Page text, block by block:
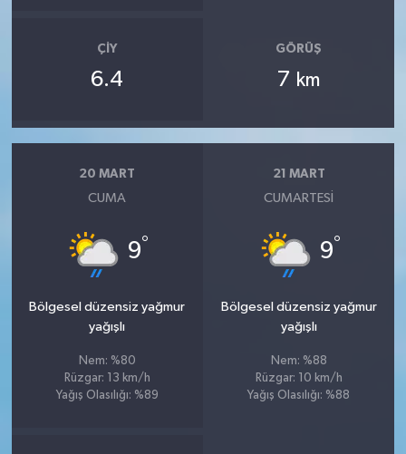
ÇIY
6.4
GÖRÜŞ
7 km
20 MART
CUMA
9°
Bölgesel düzensiz yağmur
yağışlı
Nem: %80
Rüzgar: 13 km/h
Yağış Olasılığı: %89
21 MART
CUMARTESI
9°
Bölgesel düzensiz yağmur
yağışlı
Nem: %88
Rüzgar: 10 km/h
Yağış Olasılığı: %88